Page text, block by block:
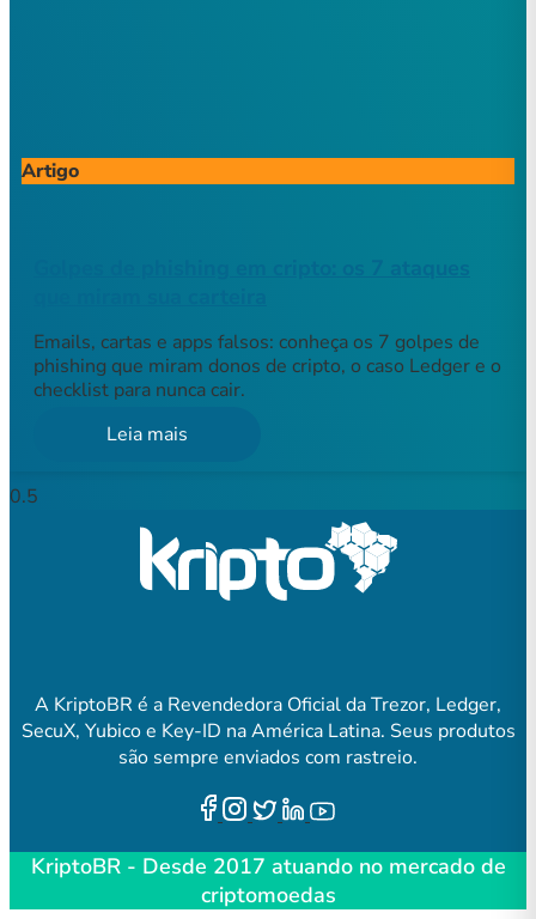
Artigo
Golpes de phishing em cripto: os 7 ataques
Emails, cartas e apps falsos: conheça os 7 golpes de
phishing que miram donos de cripto, o caso Ledger e o
checklist para nunca cair.
Leia mais
A KriptoBR é a Revendedora Oficial da Trezor, Ledger,
SecuX, Yubico e Key-ID na América Latina. Seus produtos
são sempre enviados com rastreio.
KriptoBR - Desde 2017 atuando no mercado de
criptomoedas